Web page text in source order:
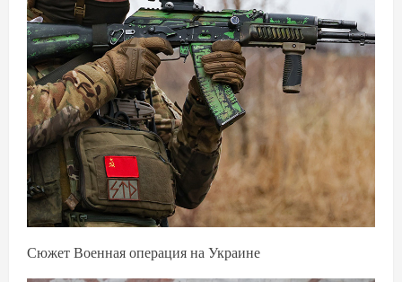
Сюжет Военная операция на Украине